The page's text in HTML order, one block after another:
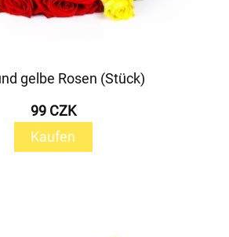
gelbe Rosen (Stück)
99 CZK
Kaufen